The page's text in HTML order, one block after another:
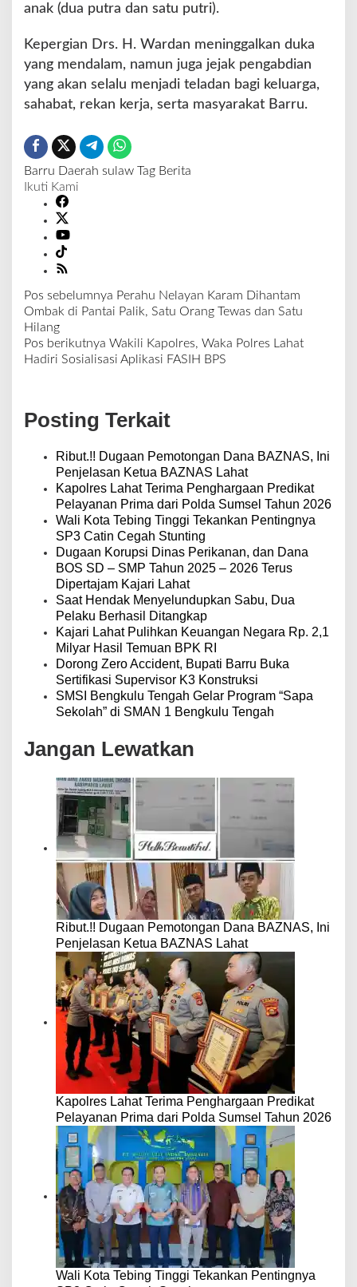
anak (dua putra dan satu putri).
Kepergian Drs. H. Wardan meninggalkan duka
yang mendalam, namun juga jejak pengabdian
yang akan selalu menjadi teladan bagi keluarga,
sahabat, rekan kerja, serta masyarakat Barru.
Barru Daerah sulaw Tag Berita
Ikuti Kami
N
a
v
i
s
i
Pos sebelumnya Perahu Nelayan Karam Dihantam
Ombak di Pantai Palik, Satu Orang Tewas dan Satu
Hilang
Pos berikutnya Wakili Kapolres, Waka Polres Lahat
Hadiri Sosialisasi Aplikasi FASIH BPS
Posting Terkait
Ribut.!! Dugaan Pemotongan Dana BAZNAS, Ini
Penjelasan Ketua BAZNAS Lahat
Kapolres Lahat Terima Penghargaan Predikat
Pelayanan Prima dari Polda Sumsel Tahun 2026
Wali Kota Tebing Tinggi Tekankan Pentingnya
SP3 Catin Cegah Stunting
Dugaan Korupsi Dinas Perikanan, dan Dana
BOS SD – SMP Tahun 2025 – 2026 Terus
Dipertajam Kajari Lahat
Saat Hendak Menyelundupkan Sabu, Dua
Pelaku Berhasil Ditangkap
Kajari Lahat Pulihkan Keuangan Negara Rp. 2,1
Milyar Hasil Temuan BPK RI
Dorong Zero Accident, Bupati Barru Buka
Sertifikasi Supervisor K3 Konstruksi
SMSI Bengkulu Tengah Gelar Program “Sapa
Sekolah” di SMAN 1 Bengkulu Tengah
Jangan Lewatkan
Ribut.!! Dugaan Pemotongan Dana BAZNAS, Ini
Penjelasan Ketua BAZNAS Lahat
Kapolres Lahat Terima Penghargaan Predikat
Pelayanan Prima dari Polda Sumsel Tahun 2026
Wali Kota Tebing Tinggi Tekankan Pentingnya